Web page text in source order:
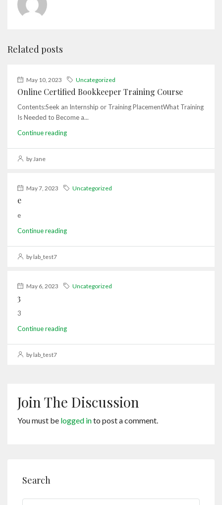
Related posts
May 10, 2023 Uncategorized
Online Certified Bookkeeper Training Course
Contents:Seek an Internship or Training PlacementWhat Training
Is Needed to Become a...
Continue reading
by Jane
May 7, 2023 Uncategorized
e
e
Continue reading
by lab_test7
May 6, 2023 Uncategorized
3
3
Continue reading
by lab_test7
Join The Discussion
You must be logged into post a comment.
Search